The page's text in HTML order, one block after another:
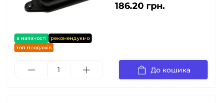
в наявності
рекомендуємо
топ продажів
186.20 грн.
До кошика